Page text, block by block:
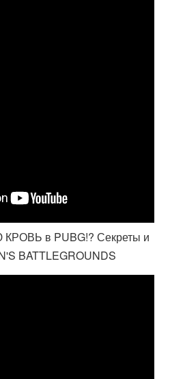
в PUBG!? Секреты и
BATTLEGROUNDS